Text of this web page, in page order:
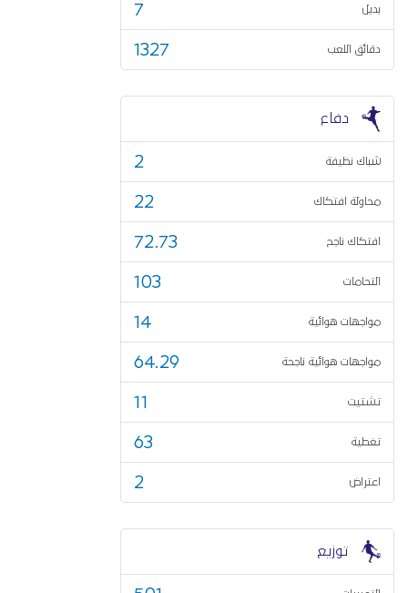
بديل 7
دقائق اللعب 1327
دفاع
شباك نظيفة 2
محاولة افتكاك 22
افتكاك ناجح 72.73
التحامات 103
مواجهات هوائية 14
مواجهات هوائية ناجحة 64.29
تشتيت 11
تغطية 63
اعتراض 2
توزيع